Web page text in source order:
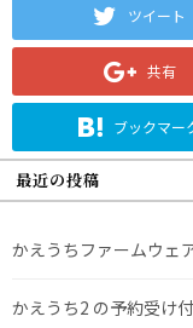
ツイート
共有
ブックマー
最近の投稿
かえうちファームウェ
かえうち2 の予約受け